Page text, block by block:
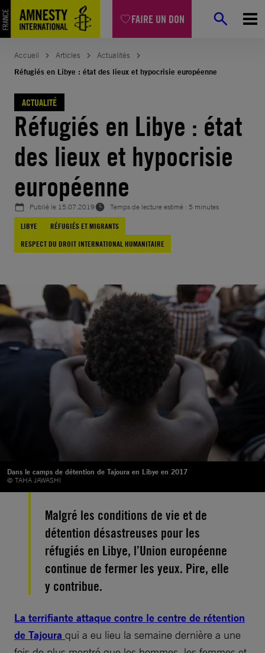
FAIRE UN DON
Aller
au
contenu
Accueil Articles
Actualités
Réfugiés en Libye : état des lieux et hypocrisie européenne
ACTUALITÉ
Réfugiés en Libye : état
des lieux et hypocrisie
européenne
Publié le 15.07.2019
Temps de lecture estimé : 5 minutes
LIBYE
RÉFUGIÉS ET MIGRANTS
RESPECT DU DROIT INTERNATIONAL HUMANITAIRE
Dans le camps de détention de Tajoura en Libye en 2017
© TAHA JAWASHI
Malgré les conditions de vie et de
détention désastreuses pour les
réfugiés en Libye, l’Union européenne
continue de fermer les yeux. Pire, elle
y contribue.
La terrifiante attaque contre le centre de rétention
de Tajoura qui a eu lieu la semaine dernière a une